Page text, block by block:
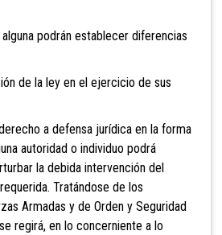
una podrán establecer diferencias
ión de la ley en el ejercicio de sus
a defensa jurídica en la forma
autoridad o individuo podrá
la debida intervención del
Tratándose de los
Armadas y de Orden y Seguridad
regirá, en lo concerniente a lo